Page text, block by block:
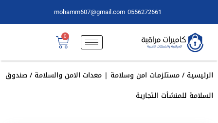
0556272661
mohamm607@gmail.com
0
الرئيسية/مستلزمات امن وسلامة | معدات الامن والسلامة/ صندوق
السلامة للمنشأت التجارية